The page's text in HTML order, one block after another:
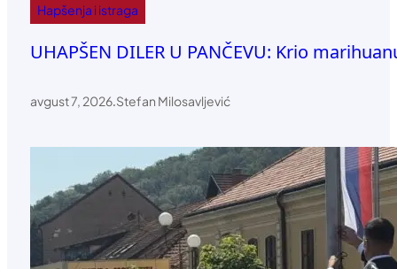
Hapšenja i istraga
UHAPŠEN DILER U PANČEVU: Krio
avgust 7, 2026.Stefan Milosavljević